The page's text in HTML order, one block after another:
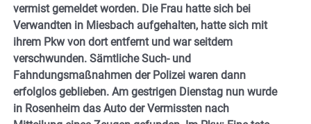
vermist gemeldet worden. Die Frau hatte sich bei
Verwandten in Miesbach aufgehalten, hatte sich mit
ihrem Pkw von dort entfernt und war seitdem
verschwunden. Sämtliche Such- und
Fahndungsmaßnahmen der Polizei waren dann
erfolglos geblieben. Am gestrigen Dienstag nun wurde
in Rosenheim das Auto der Vermissten nach